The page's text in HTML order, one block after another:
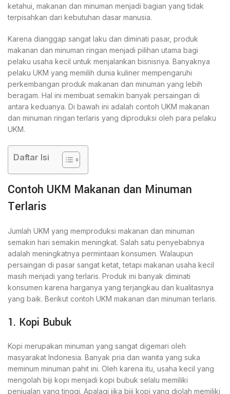
ketahui, makanan dan minuman menjadi bagian yang tidak
terpisahkan dari kebutuhan dasar manusia.
Karena dianggap sangat laku dan diminati pasar, produk
makanan dan minuman ringan menjadi pilihan utama bagi
pelaku usaha kecil untuk menjalankan bisnisnya. Banyaknya
pelaku UKM yang memilih dunia kuliner mempengaruhi
perkembangan produk makanan dan minuman yang lebih
beragam. Hal ini membuat semakin banyak persaingan di
antara keduanya. Di bawah ini adalah contoh UKM makanan
dan minuman ringan terlaris yang diproduksi oleh para pelaku
UKM.
Daftar Isi
Contoh UKM Makanan dan Minuman
Terlaris
Jumlah UKM yang memproduksi makanan dan minuman
semakin hari semakin meningkat. Salah satu penyebabnya
adalah meningkatnya permintaan konsumen. Walaupun
persaingan di pasar sangat ketat, tetapi makanan usaha kecil
masih menjadi yang terlaris. Produk ini banyak diminati
konsumen karena harganya yang terjangkau dan kualitasnya
yang baik. Berikut contoh UKM makanan dan minuman terlaris.
1. Kopi Bubuk
Kopi merupakan minuman yang sangat digemari oleh
masyarakat Indonesia. Banyak pria dan wanita yang suka
meminum minuman pahit ini. Oleh karena itu, usaha kecil yang
mengolah biji kopi menjadi kopi bubuk selalu memiliki
penjualan yang tinggi. Apalagi jika biji kopi yang diolah memiliki